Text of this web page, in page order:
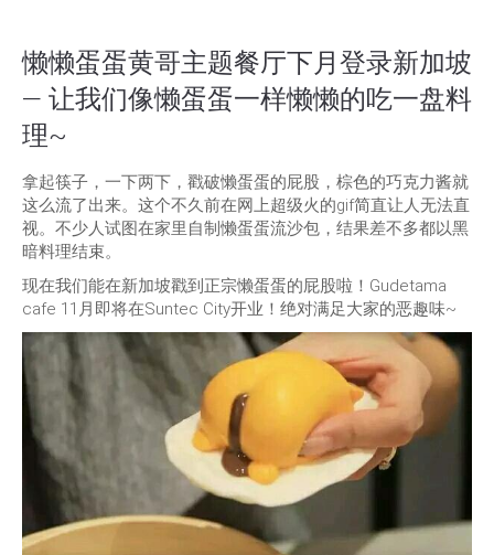
懒懒蛋蛋黄哥主题餐厅下月登录新加坡
— 让我们像懒蛋蛋一样懒懒的吃一盘料
理~
拿起筷子，一下两下，戳破懒蛋蛋的屁股，棕色的巧克力酱就
这么流了出来。这个不久前在网上超级火的gif简直让人无法直
视。不少人试图在家里自制懒蛋蛋流沙包，结果差不多都以黑
暗料理结束。
现在我们能在新加坡戳到正宗懒蛋蛋的屁股啦！Gudetama
cafe 11月即将在Suntec City开业！绝对满足大家的恶趣味~